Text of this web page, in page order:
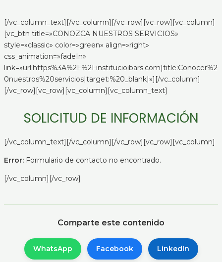
[/vc_column_text][/vc_column][/vc_row][vc_row][vc_column]
[vc_btn title=»CONOZCA NUESTROS SERVICIOS»
style=»classic» color=»green» align=»right»
css_animation=»fadeIn»
link=»url:https%3A%2F%2Finstitucioibars.com|title:Conocer%2
0nuestros%20servicios|target:%20_blank|»][/vc_column]
[/vc_row][vc_row][vc_column][vc_column_text]
SOLICITUD DE INFORMACIÓN
[/vc_column_text][/vc_column][/vc_row][vc_row][vc_column]
Error:Formulario de contacto no encontrado.
[/vc_column][/vc_row]
Comparte este contenido
WhatsApp Facebook LinkedIn